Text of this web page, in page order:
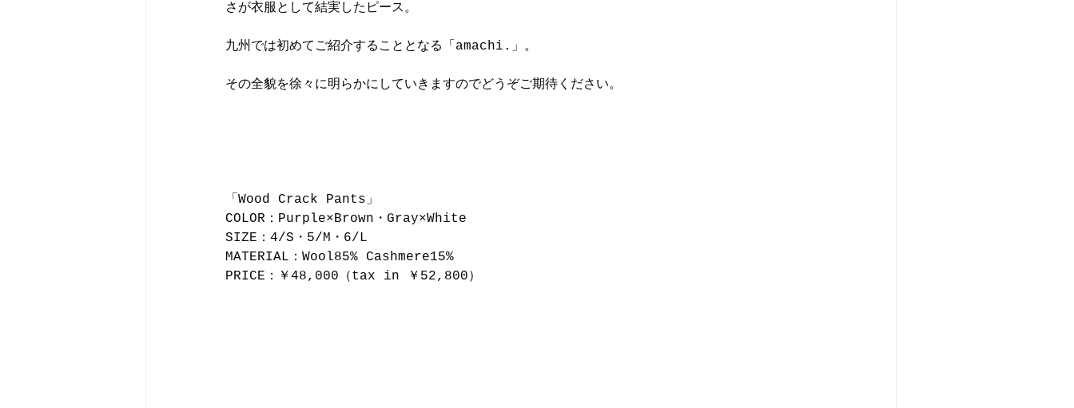
さが衣服として結実したピース。
九州では初めてご紹介することとなる「amachi.」。
その全貌を徐々に明らかにしていきますのでどうぞご期待ください。
「Wood Crack Pants」
COLOR：Purple×Brown・Gray×White
SIZE：4/S・5/M・6/L
MATERIAL：Wool85% Cashmere15%
PRICE：￥48,000（tax in ￥52,800）